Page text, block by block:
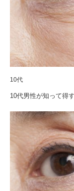
10代
10代男性が知って得